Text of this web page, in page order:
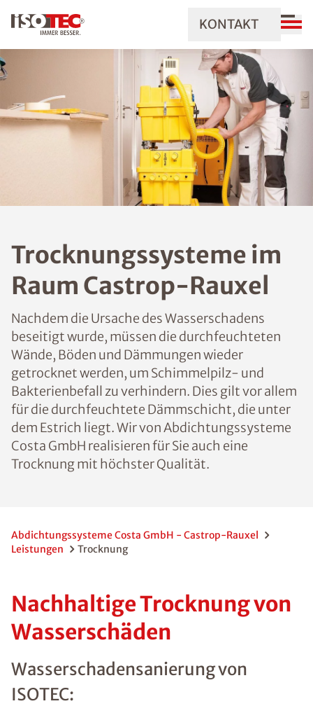
KONTAKT
Trocknungssysteme im
Raum Castrop-Rauxel
Nachdem die Ursache des Wasserschadens
beseitigt wurde, müssen die durchfeuchteten
Wände, Böden und Dämmungen wieder
getrocknet werden, um Schimmelpilz- und
Bakterienbefall zu verhindern. Dies gilt vor allem
für die durchfeuchtete Dämmschicht, die unter
dem Estrich liegt. Wir von Abdichtungssysteme
Costa GmbH realisieren für Sie auch eine
Trocknung mit höchster Qualität.
Abdichtungssysteme Costa GmbH - Castrop-Rauxel
Leistungen
Trocknung
Nachhaltige Trocknung von
Wasserschäden
Wasserschadensanierung von
ISOTEC: